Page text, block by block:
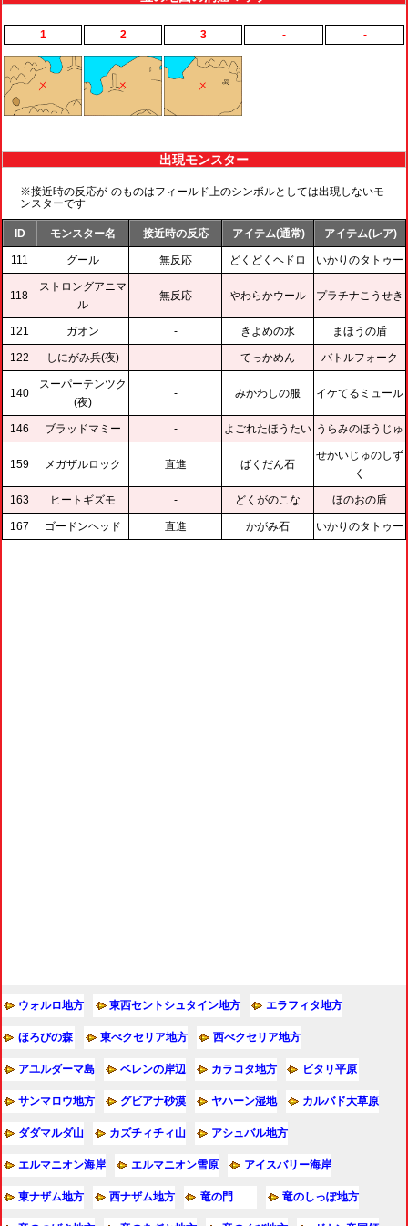
1 2 3 - -
出現モンスター
※接近時の反応が-のものはフィールド上のシンボルとしては出現しないモ
ンスターです
ID モンスター名 接近時の反応 アイテム(通常) アイテム(レア)
111 グール 無反応 どくどくヘドロ いかりのタトゥー
118
ストロングアニマ
ル
無反応 やわらかウール プラチナこうせき
121 ガオン - きよめの水 まほうの盾
122 しにがみ兵(夜) - てっかめん バトルフォーク
140
スーパーテンツク
(夜)
- みかわしの服 イケてるミュール
146 ブラッドマミー - よごれたほうたい うらみのほうじゅ
159 メガザルロック 直進 ばくだん石
せかいじゅのしず
く
163 ヒートギズモ - どくがのこな ほのおの盾
167 ゴードンヘッド 直進 かがみ石 いかりのタトゥー
ウォルロ地方 東西セントシュタイン地方 エラフィタ地方
ほろびの森 東べクセリア地方 西べクセリア地方
アユルダーマ島 ベレンの岸辺 カラコタ地方 ビタリ平原
サンマロウ地方 グビアナ砂漠 ヤハーン湿地 カルバド大草原
ダダマルダ山 カズチィチィ山 アシュバル地方
エルマニオン海岸 エルマニオン雪原 アイスバリー海岸
東ナザム地方 西ナザム地方 竜の門 竜のしっぽ地方